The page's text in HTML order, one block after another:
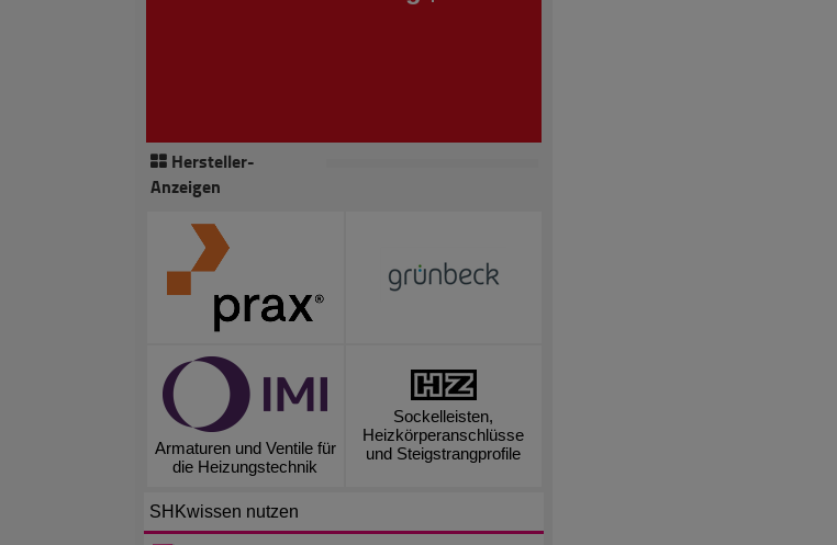
Hersteller-
Anzeigen
Armaturen und Ventile für
die Heizungstechnik
Sockelleisten,
Heizkörperanschlüsse
und Steigstrangprofile
SHKwissen nutzen